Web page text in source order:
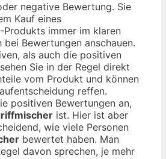
negative Bewertung. Sie
Kauf eines
-Produkts immer im klaren
bei Bewertungen anschauen.
als auch die positiven
Sie in der Regel direkt
vom Produkt und können
reffen.
positiven Bewertungen an,
ist. Hier ist aber
wie viele Personen
bewertet haben. Man
davon sprechen, je mehr